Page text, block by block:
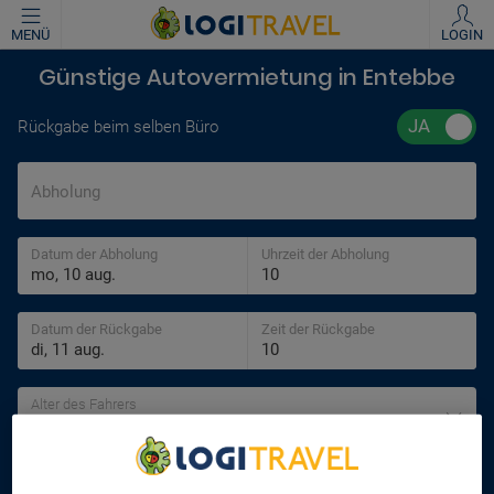
MENÜ LOGIN
Günstige Autovermietung in Entebbe
Rückgabe beim selben Büro
Abholung
Datum der Abholung Uhrzeit der Abholung
Datum der Rückgabe Zeit der Rückgabe
Alter des Fahrers